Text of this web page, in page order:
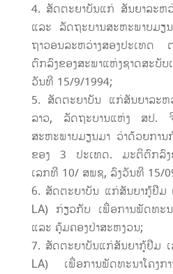
ສັດຕະຍາບັນແກ່ ສັນຍາລະຫ
ແລະ ລັດຖະບານສະຫະພາບມຽ
ຖາວອນລະຫວ່າງສອງປະເທດ
ຕົກລົງຂອງສະພາແຫ່ງຊາດສະ
ວັນທີ 15/9/1994;
ສັດຕະຍາບັນ ແກ່ສັນຍາລະຫ
ລາວ, ລັດຖະບານແຫ່ງ ສປ.
ສະຫະພາບມຽນມາ ວ່າດ້ວຍກາ
ຂອງ 3 ປະເທດ. ມະຕິຕົກລົງຂ
ເລກທີ 10/ ສພຊ, ລົງວັນທີ 15/
ສັດຕະຍາບັນ ແກ່ສັນຍາກູ້ຢືມ
LA) ກ່ຽວກັບ ເພື່ອການພັດທະນ
ແລະ ຄຸ້ມຄອງປ່າສະຫງວນ;
ສັດຕະຍາບັນແກ່ສັນຍາກູ້ຢືມ
LA) ເພື່ອການພັດທະນາໂຄງກາ